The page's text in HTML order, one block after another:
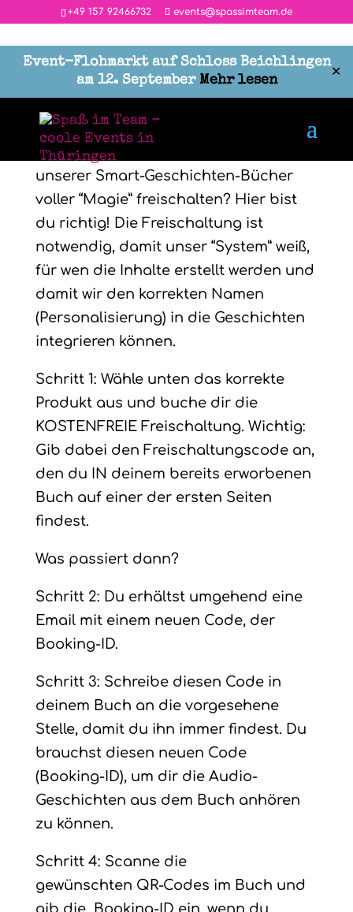
‭+49 157 92466732 events@spassimteam.de
Event-Flohmarkt auf Schloss Beichlingen
am 12. September Mehr lesen ✕
Du möchtest loslegen und eins
unserer Smart-Geschichten-Bücher
voller “Magie” freischalten? Hier bist
du richtig! Die Freischaltung ist
notwendig, damit unser “System” weiß,
für wen die Inhalte erstellt werden und
damit wir den korrekten Namen
(Personalisierung) in die Geschichten
integrieren können.
Schritt 1: Wähle unten das korrekte
Produkt aus und buche dir die
KOSTENFREIE Freischaltung. Wichtig:
Gib dabei den Freischaltungscode an,
den du IN deinem bereits erworbenen
Buch auf einer der ersten Seiten
findest.
Was passiert dann?
Schritt 2: Du erhältst umgehend eine
Email mit einem neuen Code, der
Booking-ID.
Schritt 3: Schreibe diesen Code in
deinem Buch an die vorgesehene
Stelle, damit du ihn immer findest. Du
brauchst diesen neuen Code
(Booking-ID), um dir die Audio-
Geschichten aus dem Buch anhören
zu können.
Schritt 4: Scanne die
gewünschten QR-Codes im Buch und
gib die Booking-ID ein, wenn du